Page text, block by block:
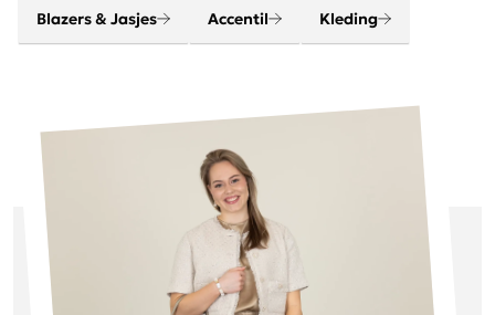
Blazers & Jasjes Accentil Kleding